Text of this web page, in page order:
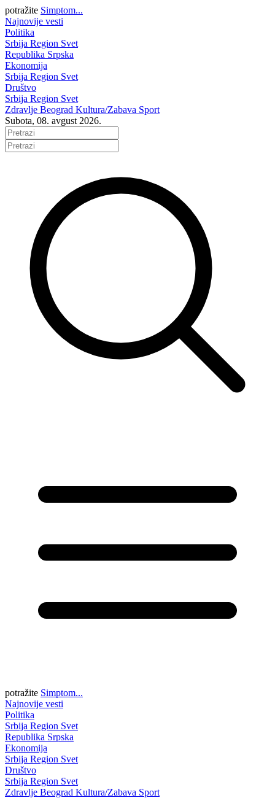
potražite Simptom...
Najnovije vesti
Politika
Srbija Region Svet
Republika Srpska
Ekonomija
Srbija Region Svet
Društvo
Srbija Region Svet
Zdravlje Beograd Kultura/Zabava Sport
Subota, 08. avgust 2026.
potražite Simptom...
Najnovije vesti
Politika
Srbija Region Svet
Republika Srpska
Ekonomija
Srbija Region Svet
Društvo
Srbija Region Svet
Zdravlje Beograd Kultura/Zabava Sport